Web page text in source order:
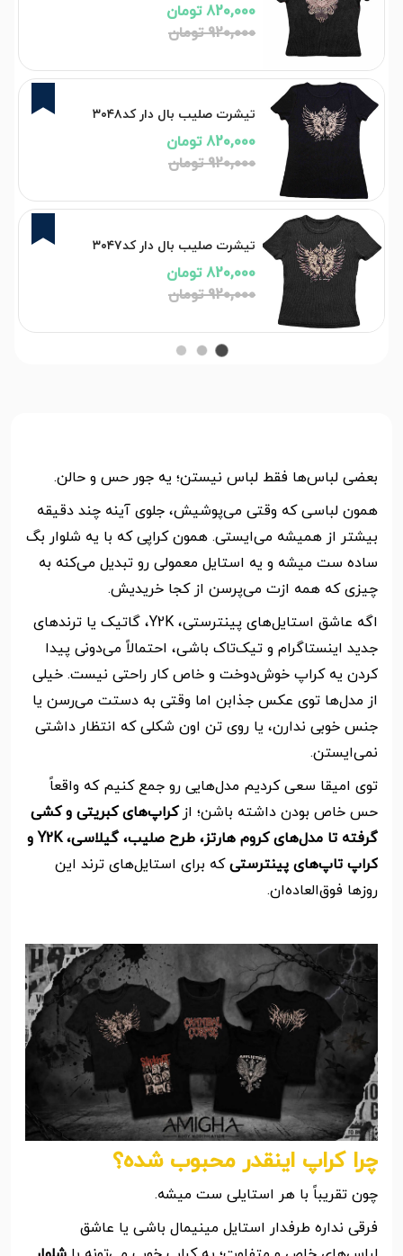
820,000 تومان
920,000 تومان
11%
تیشرت صلیب بال دار کد۳۰۴۸
820,000 تومان
920,000 تومان
11%
تیشرت صلیب بال دار کد۳۰۴۷
820,000 تومان
920,000 تومان
بعضی لباس‌ها فقط لباس نیستن؛ یه جور حس و حالن.
همون لباسی که وقتی می‌پوشیش، جلوی آینه چند دقیقه
بیشتر از همیشه می‌ایستی. همون کراپی که با یه شلوار بگ
ساده ست میشه و یه استایل معمولی رو تبدیل می‌کنه به
چیزی که همه ازت می‌پرسن از کجا خریدیش.
اگه عاشق استایل‌های پینترستی، Y2K، گاتیک یا ترندهای
جدید اینستاگرام و تیک‌تاک باشی، احتمالاً می‌دونی پیدا
کردن یه کراپ خوش‌دوخت و خاص کار راحتی نیست. خیلی
از مدل‌ها توی عکس جذابن اما وقتی به دستت می‌رسن یا
جنس خوبی ندارن، یا روی تن اون شکلی که انتظار داشتی
نمی‌ایستن.
توی امیقا سعی کردیم مدل‌هایی رو جمع کنیم که واقعاً
حس خاص بودن داشته باشن؛ ازکراپ‌های کبریتی و کشی
گرفته تا مدل‌های کروم هارتز، طرح صلیب، گیلاسی، Y2K و
کراپ تاپ‌های پینترستیکه برای استایل‌های ترند این
روزها فوق‌العاده‌ان.
چرا کراپ اینقدر محبوب شده؟
چون تقریباً با هر استایلی ست میشه.
فرقی نداره طرفدار استایل مینیمال باشی یا عاشق